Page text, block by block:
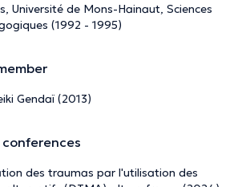
Université de Mons-Hainaut, Sciences
(1992 - 1995)
Gendaï (2013)
des traumas par l'utilisation des